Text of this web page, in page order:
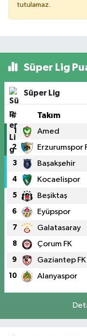
tutulamaz.
Süper Lig
Süper Lig
# Takım
1 Amed
2 Erzurumspor
3 Başakşehir
4 Kocaelispor
5 Beşiktaş
6 Eyüpspor
7 Galatasaray
8 Çorum FK
9 Gaziantep FK
10 Alanyaspor